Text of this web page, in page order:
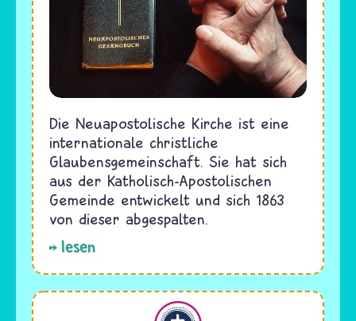
Die Neuapostolische Kirche ist eine
internationale christliche
Glaubensgemeinschaft. Sie hat sich
aus der Katholisch-Apostolischen
Gemeinde entwickelt und sich 1863
von dieser abgespalten.
lesen
Christentum